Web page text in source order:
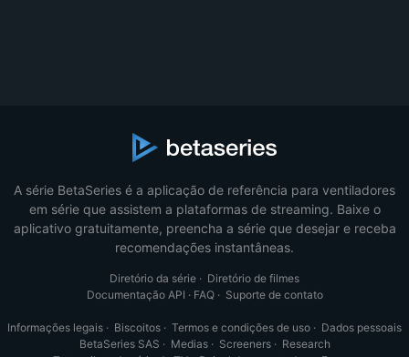
A série BetaSeries é a aplicação de referência para ventiladores
em série que assistem a plataformas de streaming. Baixe o
aplicativo gratuitamente, preencha a série que desejar e receba
recomendações instantâneas.
Diretório da série · Diretório de filmes
Documentação API · FAQ· Suporte de contato
Informações legais · Biscoitos · Termos e condições de uso · Dados pessoais
BetaSeries SAS · Medias· Screeners· Research